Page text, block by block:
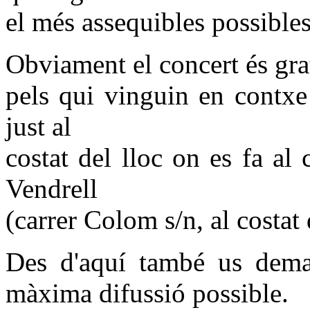
el més assequibles
Obviament el concert és
pels qui vinguin en
just al
costat del lloc on es fa al
Vendrell
(carrer Colom s/n, al costat
Des d'aquí també us
màxima difussió possible.